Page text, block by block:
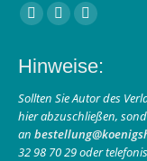
Finden Sie uns auf:
Facebook
opens
in
new
window
Instagram
opens
in
new
window
E-
page
opens
in
new
Hinweise:
Sollten Sie Autor des
hier abzuschließen,
an
32 98 70 29 oder